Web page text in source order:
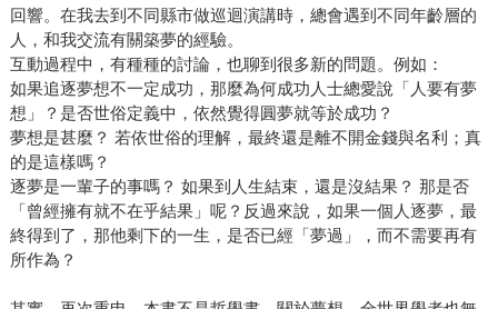
回響。在我去到不同縣市做巡迴演講時，總會遇到不同年齡層的
人，和我交流有關築夢的經驗。
互動過程中，有種種的討論，也聊到很多新的問題。例如：
如果追逐夢想不一定成功，那麼為何成功人士總愛說「人要有夢
想」？是否世俗定義中，依然覺得圓夢就等於成功？
夢想是甚麼？ 若依世俗的理解，最終還是離不開金錢與名利；真
的是這樣嗎？
逐夢是一輩子的事嗎？ 如果到人生結束，還是沒結果？ 那是否
「曾經擁有就不在乎結果」呢？反過來說，如果一個人逐夢，最
終得到了，那他剩下的一生，是否已經「夢過」，而不需要再有
所作為？